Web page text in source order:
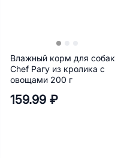
Влажный корм для собак
Chef Рагу из кролика с
овощами 200 г
159.99 ₽